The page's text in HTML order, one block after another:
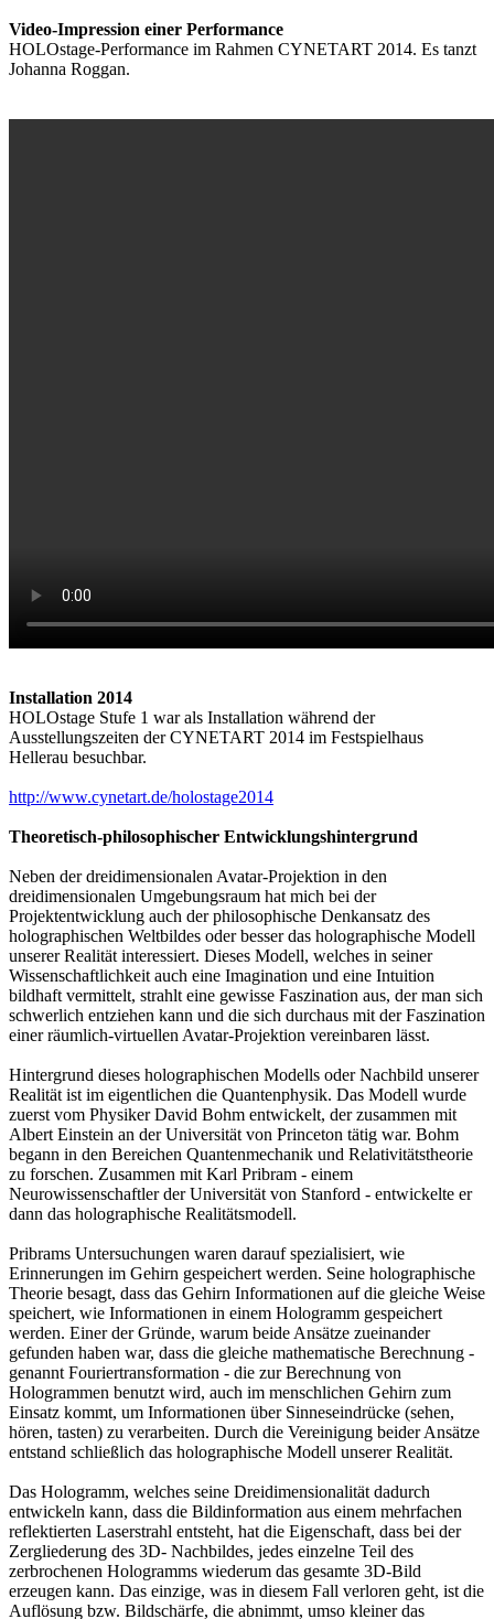
Video-Impression einer Performance
HOLOstage-Performance im Rahmen CYNETART 2014. Es tanzt
Johanna Roggan.
Installation 2014
HOLOstage Stufe 1 war als Installation während der
Ausstellungszeiten der CYNETART 2014 im Festspielhaus
Hellerau besuchbar.
http://www.cynetart.de/holostage2014
Theoretisch-philosophischer Entwicklungshintergrund
Neben der dreidimensionalen Avatar-Projektion in den
dreidimensionalen Umgebungsraum hat mich bei der
Projektentwicklung auch der philosophische Denkansatz des
holographischen Weltbildes oder besser das holographische Modell
unserer Realität interessiert. Dieses Modell, welches in seiner
Wissenschaftlichkeit auch eine Imagination und eine Intuition
bildhaft vermittelt, strahlt eine gewisse Faszination aus, der man sich
schwerlich entziehen kann und die sich durchaus mit der Faszination
einer räumlich-virtuellen Avatar-Projektion vereinbaren lässt.
Hintergrund dieses holographischen Modells oder Nachbild unserer
Realität ist im eigentlichen die Quantenphysik. Das Modell wurde
zuerst vom Physiker David Bohm entwickelt, der zusammen mit
Albert Einstein an der Universität von Princeton tätig war. Bohm
begann in den Bereichen Quantenmechanik und Relativitätstheorie
zu forschen. Zusammen mit Karl Pribram - einem
Neurowissenschaftler der Universität von Stanford - entwickelte er
dann das holographische Realitätsmodell.
Pribrams Untersuchungen waren darauf spezialisiert, wie
Erinnerungen im Gehirn gespeichert werden. Seine holographische
Theorie besagt, dass das Gehirn Informationen auf die gleiche Weise
speichert, wie Informationen in einem Hologramm gespeichert
werden. Einer der Gründe, warum beide Ansätze zueinander
gefunden haben war, dass die gleiche mathematische Berechnung -
genannt Fouriertransformation - die zur Berechnung von
Hologrammen benutzt wird, auch im menschlichen Gehirn zum
Einsatz kommt, um Informationen über Sinneseindrücke (sehen,
hören, tasten) zu verarbeiten. Durch die Vereinigung beider Ansätze
entstand schließlich das holographische Modell unserer Realität.
Das Hologramm, welches seine Dreidimensionalität dadurch
entwickeln kann, dass die Bildinformation aus einem mehrfachen
reflektierten Laserstrahl entsteht, hat die Eigenschaft, dass bei der
Zergliederung des 3D- Nachbildes, jedes einzelne Teil des
zerbrochenen Hologramms wiederum das gesamte 3D-Bild
erzeugen kann. Das einzige, was in diesem Fall verloren geht, ist die
Auflösung bzw. Bildschärfe, die abnimmt, umso kleiner das